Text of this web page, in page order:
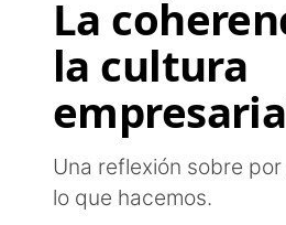
La
la cultura
Una reflexión sobre
lo que hacemos.